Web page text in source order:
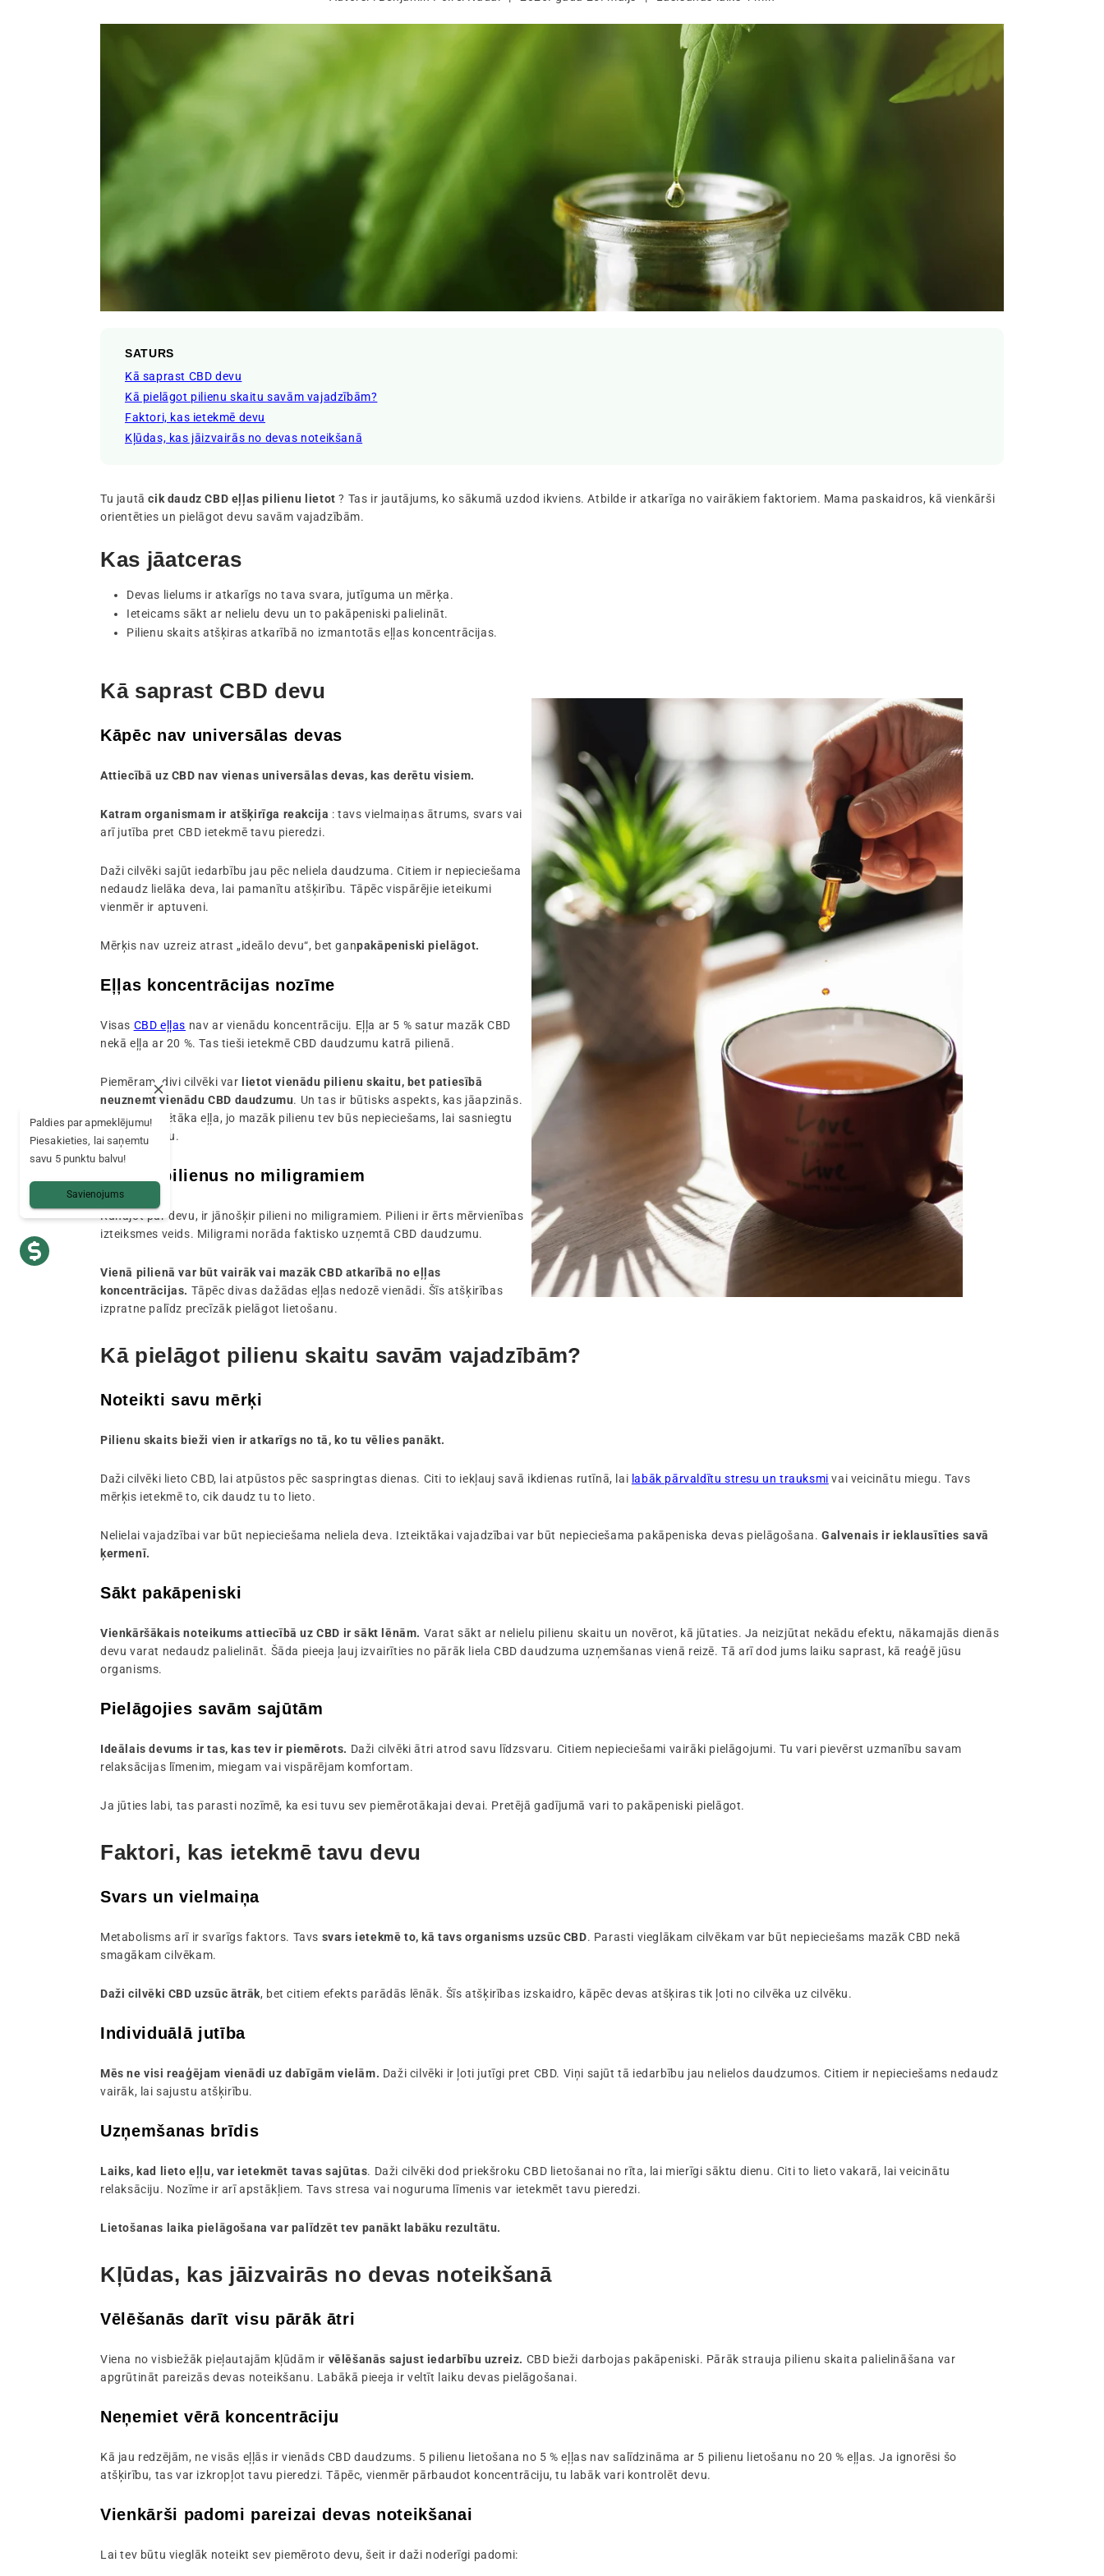
SATURS
Kā saprast CBD devu
Kā pielāgot pilienu skaitu savām vajadzībām?
Faktori, kas ietekmē devu
Kļūdas, kas jāizvairās no devas noteikšanā
Tu jautācik daudz CBD eļļas pilienu lietot ? Tas ir jautājums, ko sākumā uzdod ikviens. Atbilde ir atkarīga no vairākiem faktoriem. Mama paskaidros, kā vienkārši
orientēties un pielāgot devu savām vajadzībām.
Kas jāatceras
Devas lielums ir atkarīgs no tava svara, jutīguma un mērķa.
Ieteicams sākt ar nelielu devu un to pakāpeniski palielināt.
Pilienu skaits atšķiras atkarībā no izmantotās eļļas koncentrācijas.
Kā saprast CBD devu
Kāpēc nav universālas devas
Attiecībā uz CBD nav vienas universālas devas, kas derētu visiem.
Katram organismam ir atšķirīga reakcija : tavs vielmaiņas ātrums, svars vai
arī jutība pret CBD ietekmē tavu pieredzi.
Daži cilvēki sajūt iedarbību jau pēc neliela daudzuma. Citiem ir nepieciešama
nedaudz lielāka deva, lai pamanītu atšķirību. Tāpēc vispārējie ieteikumi
vienmēr ir aptuveni.
Mērķis nav uzreiz atrast „ideālo devu“, bet ganpakāpeniski pielāgot.
Eļļas koncentrācijas nozīme
Visas CBD eļļas nav ar vienādu koncentrāciju. Eļļa ar 5 % satur mazāk CBD
nekā eļļa ar 20 %. Tas tieši ietekmē CBD daudzumu katrā pilienā.
Piemēram, divi cilvēki var lietot vienādu pilienu skaitu, bet patiesībā
neuzņemt vienādu CBD daudzumu. Un tas ir būtisks aspekts, kas jāapzinās.
Jo koncentrētāka eļļa, jo mazāk pilienu tev būs nepieciešams, lai sasniegtu
noteiktu devu.
Atšķirt pilienus no miligramiem
Runājot par devu, ir jānošķir pilieni no miligramiem. Pilieni ir ērts mērvienības
izteiksmes veids. Miligrami norāda faktisko uzņemtā CBD daudzumu.
Vienā pilienā var būt vairāk vai mazāk CBD atkarībā no eļļas
koncentrācijas. Tāpēc divas dažādas eļļas nedozē vienādi. Šīs atšķirības
izpratne palīdz precīzāk pielāgot lietošanu.
Kā pielāgot pilienu skaitu savām vajadzībām?
Noteikti savu mērķi
Pilienu skaits bieži vien ir atkarīgs no tā, ko tu vēlies panākt.
Daži cilvēki lieto CBD, lai atpūstos pēc saspringtas dienas. Citi to iekļauj savā ikdienas rutīnā, lai labāk pārvaldītu stresu un trauksmi vai veicinātu miegu. Tavs
mērķis ietekmē to, cik daudz tu to lieto.
Nelielai vajadzībai var būt nepieciešama neliela deva. Izteiktākai vajadzībai var būt nepieciešama pakāpeniska devas pielāgošana. Galvenais ir ieklausīties savā
ķermenī.
Sākt pakāpeniski
Vienkāršākais noteikums attiecībā uz CBD ir sākt lēnām. Varat sākt ar nelielu pilienu skaitu un novērot, kā jūtaties. Ja neizjūtat nekādu efektu, nākamajās dienās
devu varat nedaudz palielināt. Šāda pieeja ļauj izvairīties no pārāk liela CBD daudzuma uzņemšanas vienā reizē. Tā arī dod jums laiku saprast, kā reaģē jūsu
organisms.
Pielāgojies savām sajūtām
Ideālais devums ir tas, kas tev ir piemērots. Daži cilvēki ātri atrod savu līdzsvaru. Citiem nepieciešami vairāki pielāgojumi. Tu vari pievērst uzmanību savam
relaksācijas līmenim, miegam vai vispārējam komfortam.
Ja jūties labi, tas parasti nozīmē, ka esi tuvu sev piemērotākajai devai. Pretējā gadījumā vari to pakāpeniski pielāgot.
Faktori, kas ietekmē tavu devu
Svars un vielmaiņa
Metabolisms arī ir svarīgs faktors. Tavs svars ietekmē to, kā tavs organisms uzsūc CBD. Parasti vieglākam cilvēkam var būt nepieciešams mazāk CBD nekā
smagākam cilvēkam.
Daži cilvēki CBD uzsūc ātrāk, bet citiem efekts parādās lēnāk. Šīs atšķirības izskaidro, kāpēc devas atšķiras tik ļoti no cilvēka uz cilvēku.
Individuālā jutība
Mēs ne visi reaģējam vienādi uz dabīgām vielām. Daži cilvēki ir ļoti jutīgi pret CBD. Viņi sajūt tā iedarbību jau nelielos daudzumos. Citiem ir nepieciešams nedaudz
vairāk, lai sajustu atšķirību.
Uzņemšanas brīdis
Laiks, kad lieto eļļu, var ietekmēt tavas sajūtas. Daži cilvēki dod priekšroku CBD lietošanai no rīta, lai mierīgi sāktu dienu. Citi to lieto vakarā, lai veicinātu
relaksāciju. Nozīme ir arī apstākļiem. Tavs stresa vai noguruma līmenis var ietekmēt tavu pieredzi.
Lietošanas laika pielāgošana var palīdzēt tev panākt labāku rezultātu.
Kļūdas, kas jāizvairās no devas noteikšanā
Vēlēšanās darīt visu pārāk ātri
Viena no visbiežāk pieļautajām kļūdām ir vēlēšanās sajust iedarbību uzreiz. CBD bieži darbojas pakāpeniski. Pārāk strauja pilienu skaita palielināšana var
apgrūtināt pareizās devas noteikšanu. Labākā pieeja ir veltīt laiku devas pielāgošanai.
Neņemiet vērā koncentrāciju
Kā jau redzējām, ne visās eļļās ir vienāds CBD daudzums. 5 pilienu lietošana no 5 % eļļas nav salīdzināma ar 5 pilienu lietošanu no 20 % eļļas. Ja ignorēsi šo
atšķirību, tas var izkropļot tavu pieredzi. Tāpēc, vienmēr pārbaudot koncentrāciju, tu labāk vari kontrolēt devu.
Vienkārši padomi pareizai devas noteikšanai
Lai tev būtu vieglāk noteikt sev piemēroto devu, šeit ir daži noderīgi padomi:
Paldies par apmeklējumu!
Piesakieties, lai saņemtu
savu 5 punktu balvu!
Savienojums